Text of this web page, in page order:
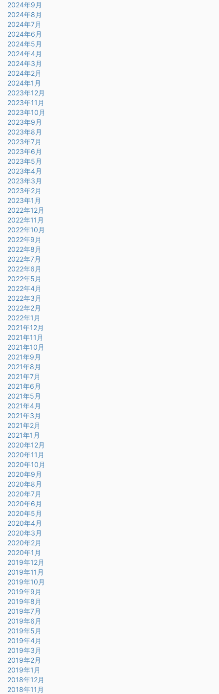
2024年9月
2024年8月
2024年7月
2024年6月
2024年5月
2024年4月
2024年3月
2024年2月
2024年1月
2023年12月
2023年11月
2023年10月
2023年9月
2023年8月
2023年7月
2023年6月
2023年5月
2023年4月
2023年3月
2023年2月
2023年1月
2022年12月
2022年11月
2022年10月
2022年9月
2022年8月
2022年7月
2022年6月
2022年5月
2022年4月
2022年3月
2022年2月
2022年1月
2021年12月
2021年11月
2021年10月
2021年9月
2021年8月
2021年7月
2021年6月
2021年5月
2021年4月
2021年3月
2021年2月
2021年1月
2020年12月
2020年11月
2020年10月
2020年9月
2020年8月
2020年7月
2020年6月
2020年5月
2020年4月
2020年3月
2020年2月
2020年1月
2019年12月
2019年11月
2019年10月
2019年9月
2019年8月
2019年7月
2019年6月
2019年5月
2019年4月
2019年3月
2019年2月
2019年1月
2018年12月
2018年11月